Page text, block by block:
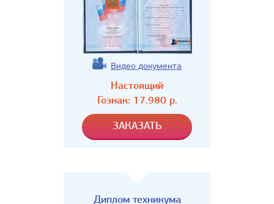
Видео документа
Настоящий
Гознак: 17.980р.
Диплом техникума